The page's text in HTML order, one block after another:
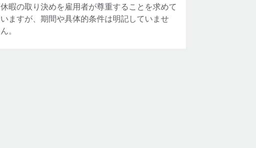
休暇の取り決めを雇用者が尊重することを求めて
いますが、期間や具体的条件は明記していませ
ん。